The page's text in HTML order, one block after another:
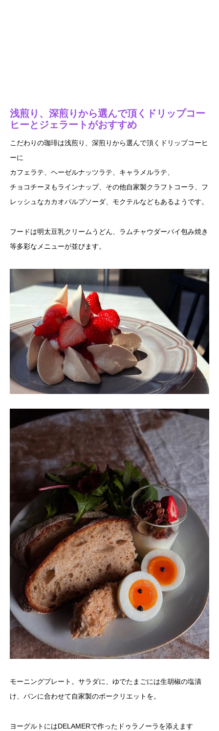
浅煎り、深煎りから選んで頂くドリップコー
ヒーとジェラートがおすすめ
こだわりの珈琲は浅煎り、深煎りから選んで頂くドリップコーヒ
ーに
カフェラテ、ヘーゼルナッツラテ、キャラメルラテ、
チョコチーヌもラインナップ、その他自家製クラフトコーラ、フ
レッシュなカカオパルプソーダ、モクテルなどもあるようです。
フードは明太豆乳クリームうどん、ラムチャウダーパイ包み焼き
等多彩なメニューが並びます。
モーニングプレート。サラダに、ゆでたまごには生胡椒の塩漬
け、パンに合わせて自家製のポークリエットを。
ヨーグルトにはDELAMERで作ったドゥラノーラを添えます